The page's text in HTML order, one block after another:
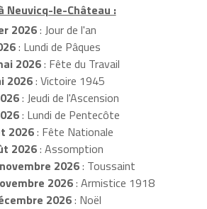
Neuvicq-le-Château :
2026: Jour de l'an
: Lundi de Pâques
2026: Fête du Travail
2026: Victoire 1945
: Jeudi de l'Ascension
: Lundi de Pentecôte
2026: Fête Nationale
2026: Assomption
novembre 2026: Toussaint
2026: Armistice 1918
2026: Noël